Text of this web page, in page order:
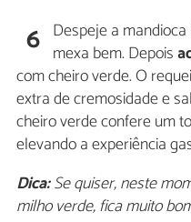
6 Despeje a
mexa bem. Depois
com cheiro verde. O
extra de cremosidade e
cheiro verde confere um
elevando a experiência
Dica:Se quiser, neste
milho verde, fica muito